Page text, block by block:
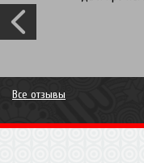
Все отзывы